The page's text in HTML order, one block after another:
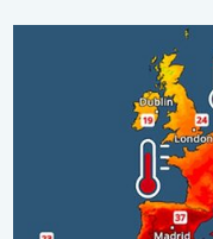
Europska mora